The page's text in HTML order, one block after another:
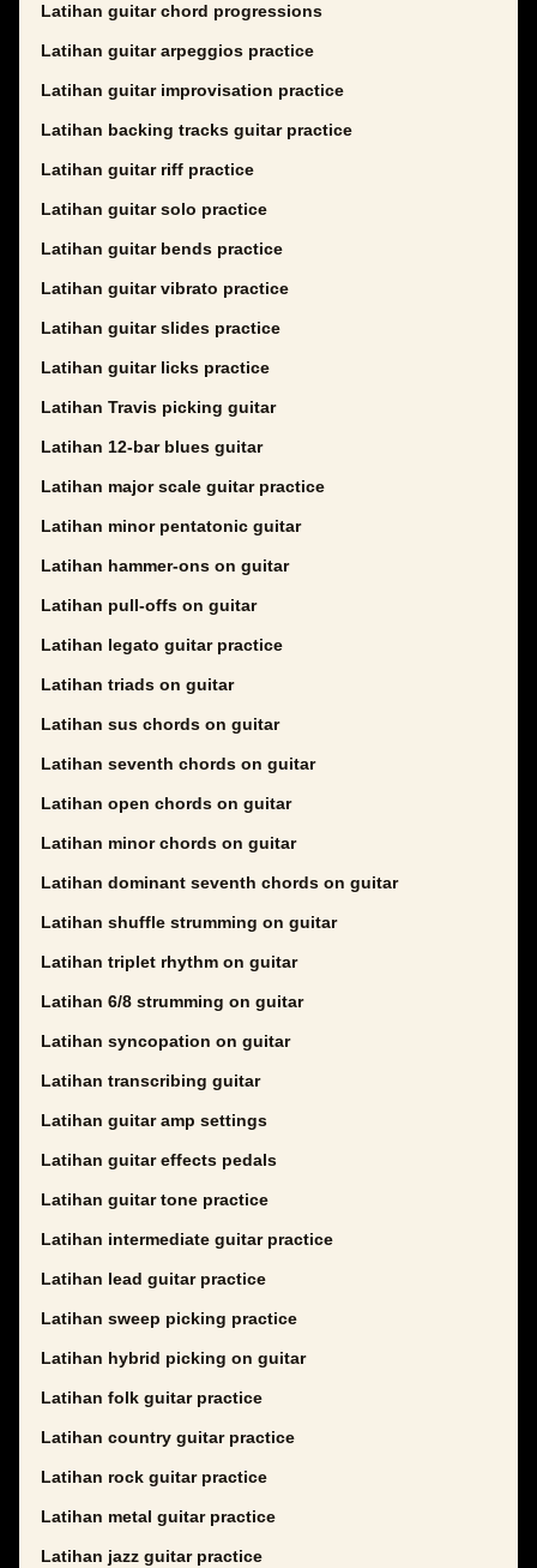
Latihan guitar chord progressions
Latihan guitar arpeggios practice
Latihan guitar improvisation practice
Latihan backing tracks guitar practice
Latihan guitar riff practice
Latihan guitar solo practice
Latihan guitar bends practice
Latihan guitar vibrato practice
Latihan guitar slides practice
Latihan guitar licks practice
Latihan Travis picking guitar
Latihan 12-bar blues guitar
Latihan major scale guitar practice
Latihan minor pentatonic guitar
Latihan hammer-ons on guitar
Latihan pull-offs on guitar
Latihan legato guitar practice
Latihan triads on guitar
Latihan sus chords on guitar
Latihan seventh chords on guitar
Latihan open chords on guitar
Latihan minor chords on guitar
Latihan dominant seventh chords on guitar
Latihan shuffle strumming on guitar
Latihan triplet rhythm on guitar
Latihan 6/8 strumming on guitar
Latihan syncopation on guitar
Latihan transcribing guitar
Latihan guitar amp settings
Latihan guitar effects pedals
Latihan guitar tone practice
Latihan intermediate guitar practice
Latihan lead guitar practice
Latihan sweep picking practice
Latihan hybrid picking on guitar
Latihan folk guitar practice
Latihan country guitar practice
Latihan rock guitar practice
Latihan metal guitar practice
Latihan jazz guitar practice